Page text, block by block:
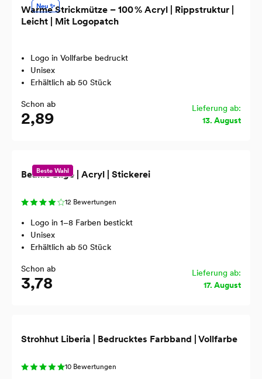
Neu ✨
Warme Strickmütze – 100 % Acryl | Rippstruktur |
Leicht | Mit Logopatch
Logo in Vollfarbe bedruckt
Unisex
Erhältlich ab 50 Stück
Schon ab
2,89
Lieferung ab:
13. August
Beste Wahl
Beanie Bilge | Acryl | Stickerei
12 Bewertungen
Logo in 1–8 Farben bestickt
Unisex
Erhältlich ab 50 Stück
Schon ab
3,78
Lieferung ab:
17. August
Strohhut Liberia | Bedrucktes Farbband | Vollfarbe
10 Bewertungen